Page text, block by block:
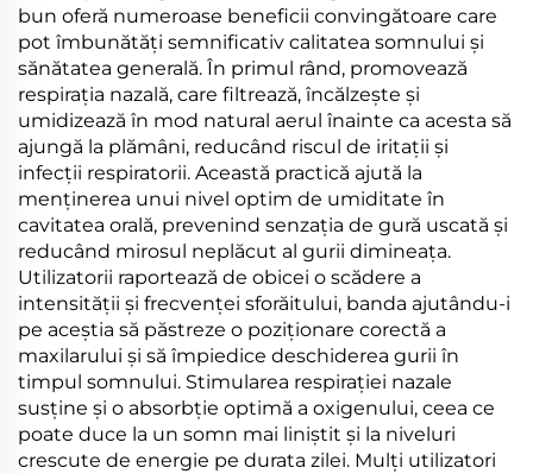
Produs medical.
bun oferă numeroase beneficii convingătoare care
pot îmbunătăți semnificativ calitatea somnului și
sănătatea generală. În primul rând, promovează
respirația nazală, care filtrează, încălzește și
umidizează în mod natural aerul înainte ca acesta să
ajungă la plămâni, reducând riscul de iritații și
infecții respiratorii. Această practică ajută la
menținerea unui nivel optim de umiditate în
cavitatea orală, prevenind senzația de gură uscată și
reducând mirosul neplăcut al gurii dimineața.
Utilizatorii raportează de obicei o scădere a
intensității și frecvenței sforăitului, banda ajutându-i
pe aceștia să păstreze o poziționare corectă a
maxilarului și să împiedice deschiderea gurii în
timpul somnului. Stimularea respirației nazale
susține și o absorbție optimă a oxigenului, ceea ce
poate duce la un somn mai liniștit și la niveluri
crescute de energie pe durata zilei. Mulți utilizatori